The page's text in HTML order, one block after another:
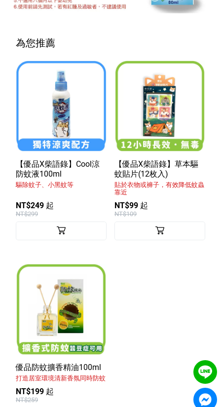
為您推薦
【優品X柴語錄】Cool涼
防蚊液100ml
驅除蚊子、小黑蚊等
NT$249 起
NT$299
【優品X柴語錄】草本驅
蚊貼片(12枚入)
貼於衣物或褲子，有效降低蚊蟲
靠近
NT$99 起
NT$109
優品防蚊擴香精油100ml
打造居室環境清新香氛同時防蚊
NT$199 起
NT$259